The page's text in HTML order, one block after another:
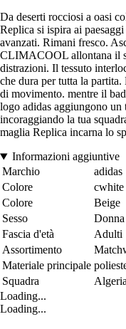
Da deserti rocciosi a oasi
Replica si ispira ai
avanzati. Rimani fresco.
CLIMACOOL allontana il
distrazioni. Il tessuto
che dura per tutta la
di movimento. mentre il
logo adidas aggiungono un
incoraggiando la tua
maglia Replica incarna lo
Informazioni aggiuntive
Marchio
adidas
Colore
cwhite
Colore
Beige
Sesso
Donna
Fascia d'età
Adulti
Assortimento
Materiale principale
Squadra
Algeria
Loading...
Loading...